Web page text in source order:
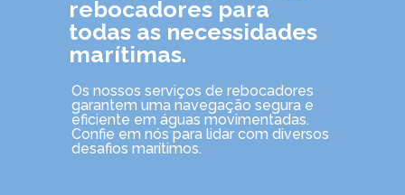
rebocadores para
todas as necessidades
marítimas.
Os nossos serviços de rebocadores
garantem uma navegação segura e
eficiente em águas movimentadas.
Confie em nós para lidar com diversos
desafios marítimos.